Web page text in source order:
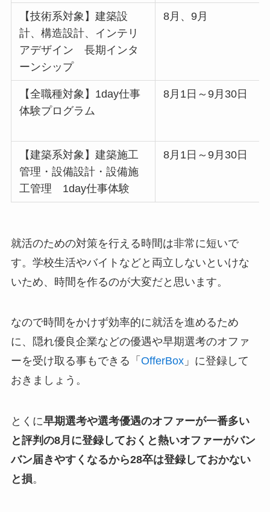
【技術系対象】建築設
計、構造設計、インテリ
アデザイン 長期インタ
ーンシップ
8月、9月
【全職種対象】1day仕事
体験プログラム
8月1日～9月30日
【建築系対象】建築施工
管理・設備設計・設備施
工管理 1day仕事体験
8月1日～9月30日
就活のための対策を行える時間は非常に短いで
す。学校生活やバイトなどと両立しないといけな
いため、時間を作るのが大変だと思います。
なので時間をかけず効率的に就活を進めるため
に、隠れ優良企業などの優遇や早期選考のオファ
ーを受け取る事もできる「 OfferBox」に登録して
おきましょう。
とくに早期選考や選考優遇のオファーが一番多い
と評判の8月に登録しておくと熱いオファーがバン
バン届きやすくなるから28卒は登録しておかない
と損。